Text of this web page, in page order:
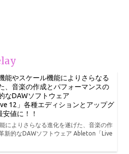
能やスケール機能によりさらなる
、音楽の作成とパフォーマンスの
なDAWソフトウェア
12」各種エディションとアップグ
値に！！
によりさらなる進化を遂げた、音楽の作
新的なDAWソフトウェア Ableton「Live